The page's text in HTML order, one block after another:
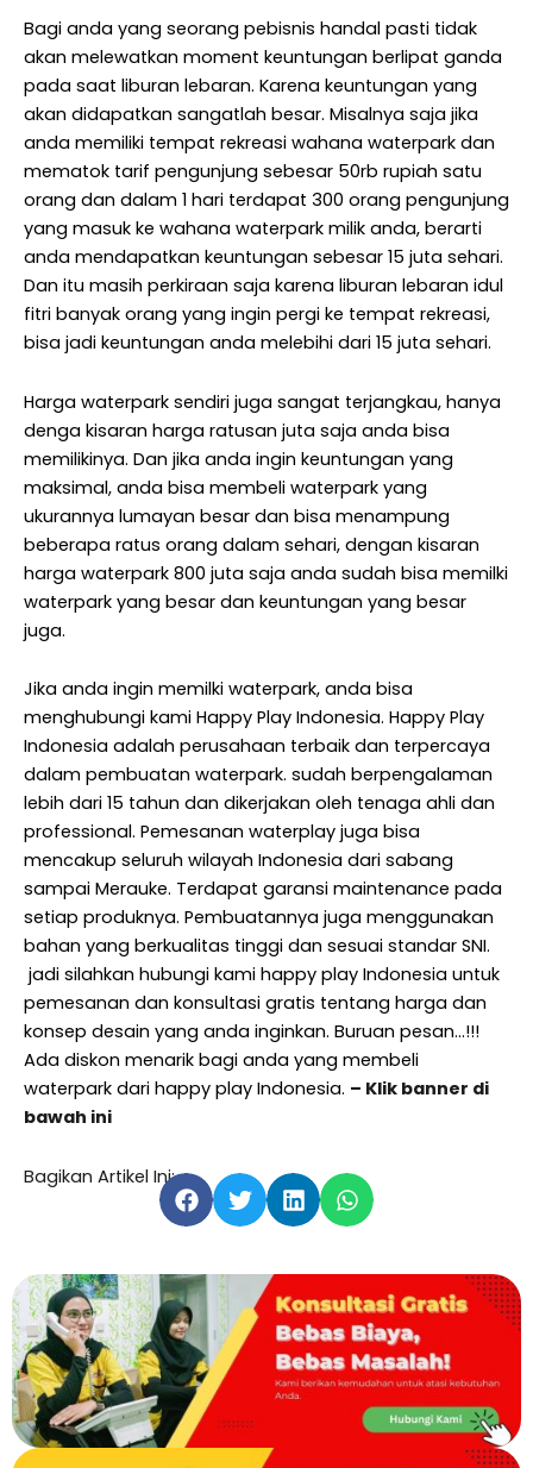
Bagi anda yang seorang pebisnis handal pasti tidak
akan melewatkan moment keuntungan berlipat ganda
pada saat liburan lebaran. Karena keuntungan yang
akan didapatkan sangatlah besar. Misalnya saja jika
anda memiliki tempat rekreasi wahana waterpark dan
mematok tarif pengunjung sebesar 50rb rupiah satu
orang dan dalam 1 hari terdapat 300 orang pengunjung
yang masuk ke wahana waterpark milik anda, berarti
anda mendapatkan keuntungan sebesar 15 juta sehari.
Dan itu masih perkiraan saja karena liburan lebaran idul
fitri banyak orang yang ingin pergi ke tempat rekreasi,
bisa jadi keuntungan anda melebihi dari 15 juta sehari.
Harga waterpark sendiri juga sangat terjangkau, hanya
denga kisaran harga ratusan juta saja anda bisa
memilikinya. Dan jika anda ingin keuntungan yang
maksimal, anda bisa membeli waterpark yang
ukurannya lumayan besar dan bisa menampung
beberapa ratus orang dalam sehari, dengan kisaran
harga waterpark 800 juta saja anda sudah bisa memilki
waterpark yang besar dan keuntungan yang besar
juga.
Jika anda ingin memilki waterpark, anda bisa
menghubungi kami Happy Play Indonesia. Happy Play
Indonesia adalah perusahaan terbaik dan terpercaya
dalam pembuatan waterpark. sudah berpengalaman
lebih dari 15 tahun dan dikerjakan oleh tenaga ahli dan
professional. Pemesanan waterplay juga bisa
mencakup seluruh wilayah Indonesia dari sabang
sampai Merauke. Terdapat garansi maintenance pada
setiap produknya. Pembuatannya juga menggunakan
bahan yang berkualitas tinggi dan sesuai standar SNI.
jadi silahkan hubungi kami happy play Indonesia untuk
pemesanan dan konsultasi gratis tentang harga dan
konsep desain yang anda inginkan. Buruan pesan…!!!
Ada diskon menarik bagi anda yang membeli
waterpark dari happy play Indonesia. – Klik banner di
bawah ini
Bagikan Artikel Ini: